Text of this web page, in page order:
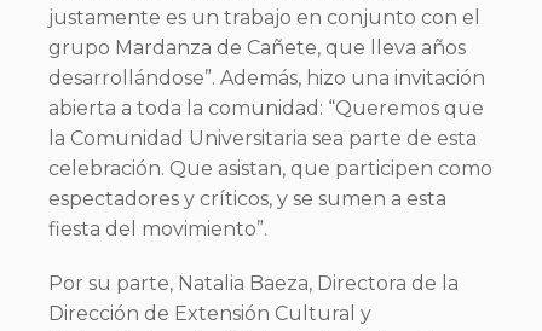
justamente es un trabajo en conjunto con el
grupo Mardanza de Cañete, que lleva años
desarrollándose”. Además, hizo una invitación
abierta a toda la comunidad: “Queremos que
la Comunidad Universitaria sea parte de esta
celebración. Que asistan, que participen como
espectadores y críticos, y se sumen a esta
fiesta del movimiento”.
Por su parte, Natalia Baeza, Directora de la
Dirección de Extensión Cultural y